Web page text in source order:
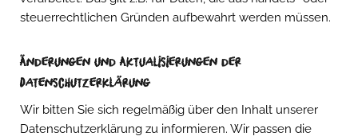
steuerrechtlichen Gründen aufbewahrt werden müssen.
Änderungen und Aktualisierungen der
Datenschutzerklärung
Wir bitten Sie sich regelmäßig über den Inhalt unserer
Datenschutzerklärung zu informieren. Wir passen die